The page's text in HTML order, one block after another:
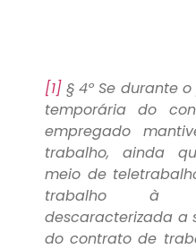
[1] § 4º Se durante
temporária do
empregado
trabalho, ainda
meio de
trabalho à
descaracterizada a
do contrato de